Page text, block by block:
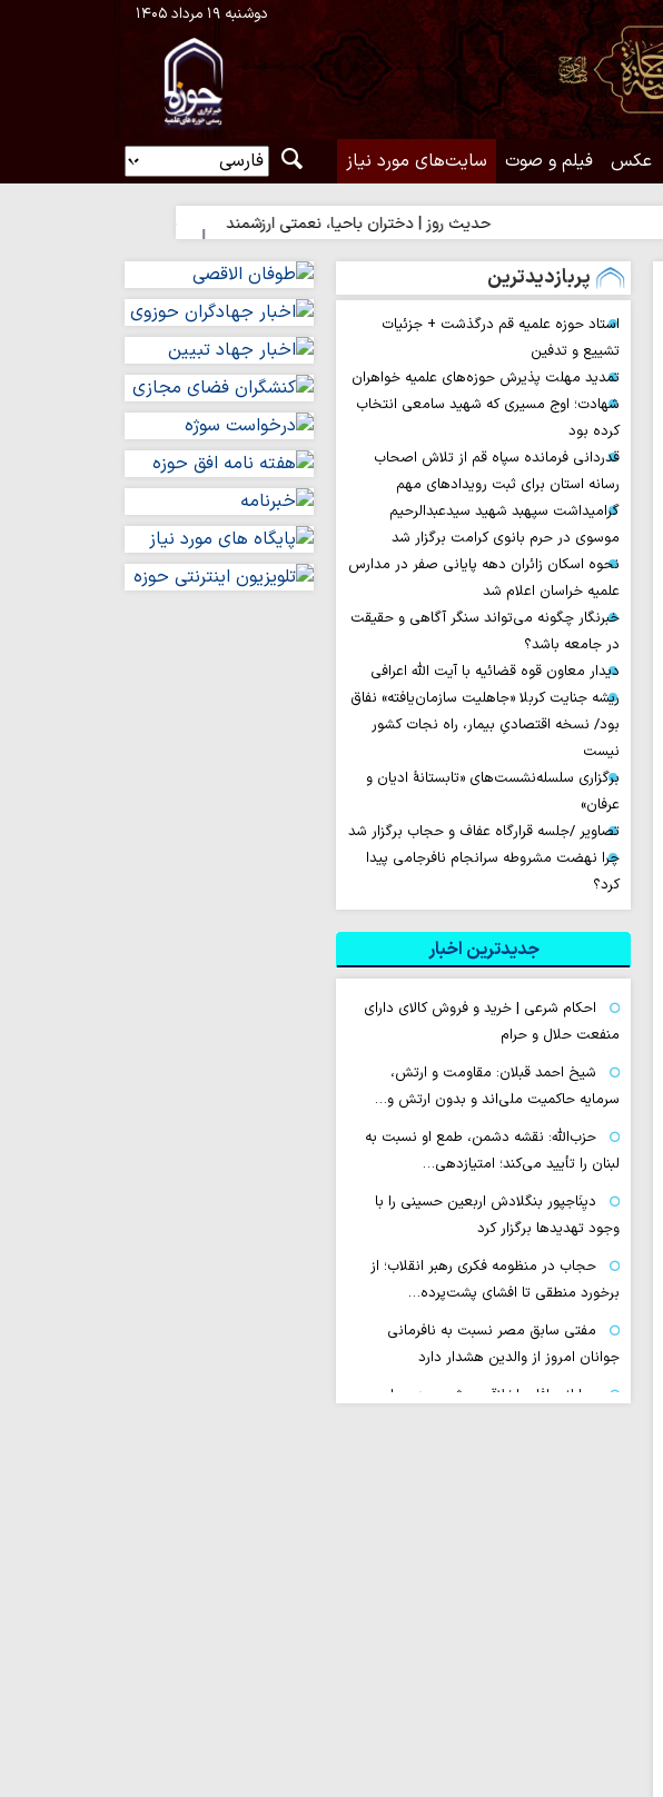
دوشنبه ۱۹ مرداد ۱۴۰۵
عکس فیلم و صوت سایت‌های مورد نیاز
حدیث روز | دختران باحیا، نعمتی ارزشمند حدیث روز | آغاز درست کارها
پربازدیدترین
استاد حوزه علمیه قم درگذشت + جزئیات
تشییع و تدفین
تمدید مهلت پذیرش حوزه‌های علمیه خواهران
شهادت؛ اوج مسیری که شهید سامعی انتخاب
کرده بود
قدردانی فرمانده سپاه قم از تلاش اصحاب
رسانه استان برای ثبت رویدادهای مهم
گرامیداشت سپهبد شهید سیدعبدالرحیم
موسوی در حرم بانوی کرامت برگزار شد
نحوه اسکان زائران دهه پایانی صفر در مدارس
علمیه خراسان اعلام شد
خبرنگار چگونه می‌تواند سنگر آگاهی و حقیقت
در جامعه باشد؟
دیدار معاون قوه قضائیه با آیت الله اعرافی
ریشه جنایت کربلا «جاهلیت سازمان‌یافته» نفاق
بود/ نسخه اقتصادیِ بیمار، راه نجات کشور
نیست
برگزاری سلسله‌نشست‌های «تابستانهٔ ادیان و
عرفان»
تصاویر /جلسه قرارگاه عفاف و حجاب برگزار شد
چرا نهضت مشروطه سرانجام نافرجامی پیدا
کرد؟
جدیدترین اخبار
احکام شرعی | خرید و فروش کالای دارای
منفعت حلال و حرام
شیخ احمد قبلان: مقاومت و ارتش،
سرمایه حاکمیت ملی‌اند و بدون ارتش و…
حزب‌الله: نقشه دشمن، طمع‌ او نسبت به
لبنان را تأیید می‌کند؛ امتیازدهی…
دیِنَاجپور بنگلادش اربعین حسینی را با
وجود تهدیدها برگزار کرد
حجاب در منظومه فکری رهبر انقلاب؛ از
برخورد منطقی تا افشای پشت‌پرده…
مفتی سابق مصر نسبت به نافرمانی
جوانان امروز از والدین هشدار دارد
چرا انحرافات اخلاقی و شرعی در مراسم